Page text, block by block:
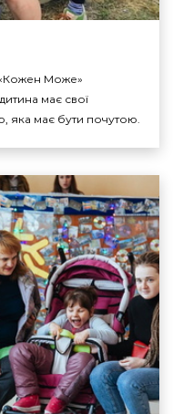
«Кожен Може»
має свої
яка має бути почутою.